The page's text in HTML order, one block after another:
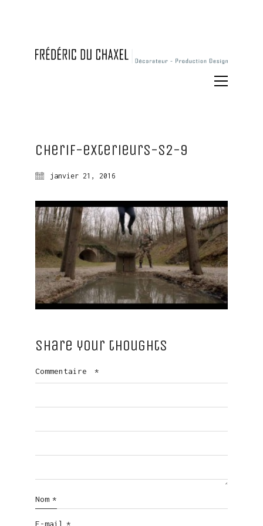
Cherif-exterieurs-S2-9
janvier 21, 2016
Share your thoughts
Commentaire *
Nom *
E-mail *